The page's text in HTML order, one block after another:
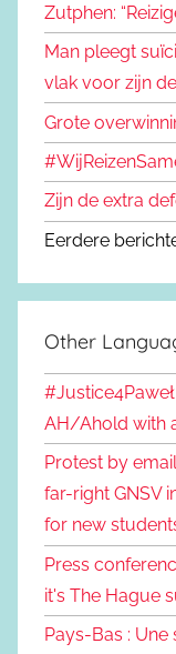
Zutphen:
Man pleegt
vlak voor zijn
Grote
Zijn de extra
Eerdere
Other
AH/Ahold with
Protest by
far-right GNSV
for new
Press
it's The Hague
Pays-Bas :